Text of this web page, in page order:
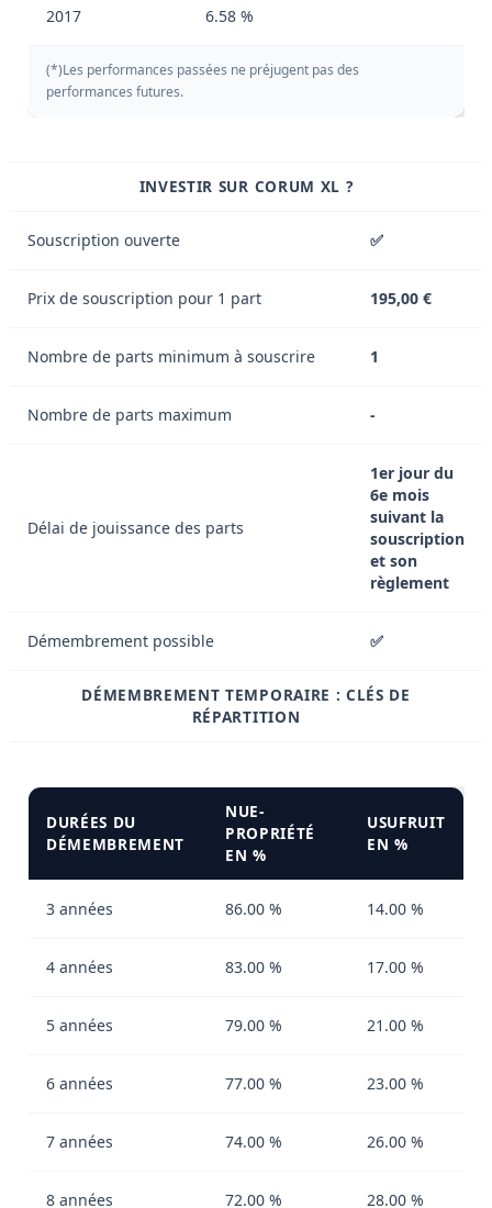
2017 6.58 %
(*)Les performances passées ne préjugent pas des
performances futures.
INVESTIR SUR CORUM XL ?
Souscription ouverte ✅
Prix de souscription pour 1 part 195,00 €
Nombre de parts minimum à souscrire 1
Nombre de parts maximum -
Délai de jouissance des parts
1er jour du
6e mois
suivant la
souscription
et son
règlement
Démembrement possible ✅
DÉMEMBREMENT TEMPORAIRE : CLÉS DE
RÉPARTITION
DURÉES DU
DÉMEMBREMENT
NUE-
PROPRIÉTÉ
EN %
USUFRUIT
EN %
3 années 86.00 % 14.00 %
4 années 83.00 % 17.00 %
5 années 79.00 % 21.00 %
6 années 77.00 % 23.00 %
7 années 74.00 % 26.00 %
8 années 72.00 % 28.00 %